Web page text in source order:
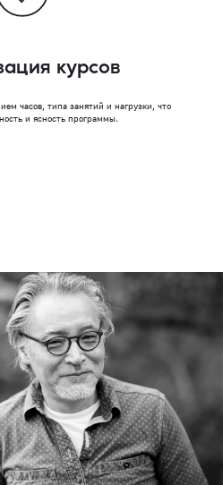
курсов
часов, типа занятий и нагрузки, что
и ясность программы.